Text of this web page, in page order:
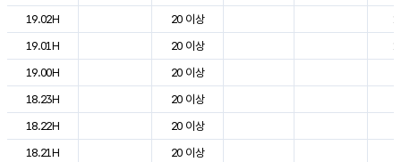
19.02H
20 이상
19.01H
20 이상
19.00H
20 이상
18.23H
20 이상
18.22H
20 이상
18.21H
20 이상